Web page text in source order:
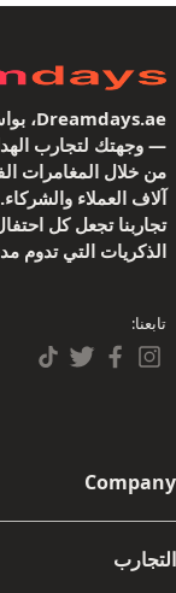
من خلال المغامرات
آلاف العملاء
الذكريات التي تدوم
تابعنا:
Company
التجارب